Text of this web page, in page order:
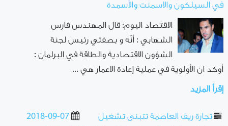
في السيلكون والاسمنت والأسمدة
الاقتصاد اليوم: قال المهندس فارس
الشهابي : أنّه و بصفتي رئيس لجنة
الشؤون الاقتصادية والطاقة في البرلمان :
أوكد ان الأولوية في عملية إعادة الاعمار هي ...
إقرأ المزيد
2018-09-07
تجارة ريف العاصمة تتبنى تشغيل